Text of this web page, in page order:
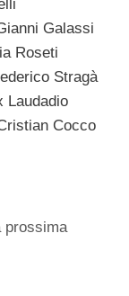
Galassi
Roseti
Stragà
Laudadio
Cocco
prossima